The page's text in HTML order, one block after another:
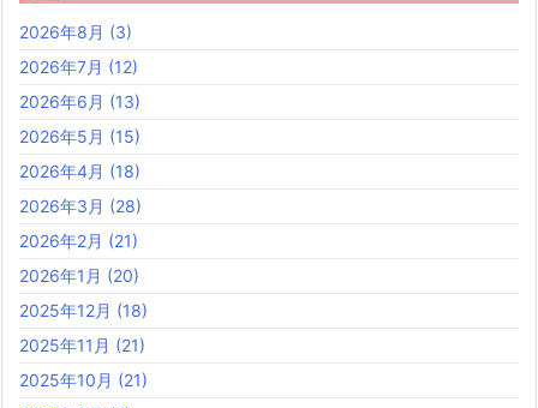
2026年8月 (3)
2026年7月 (12)
2026年6月 (13)
2026年5月 (15)
2026年4月 (18)
2026年3月 (28)
2026年2月 (21)
2026年1月 (20)
2025年12月 (18)
2025年11月 (21)
2025年10月 (21)